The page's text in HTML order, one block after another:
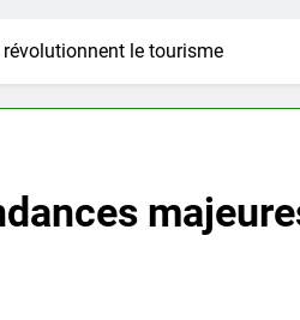
le tourisme